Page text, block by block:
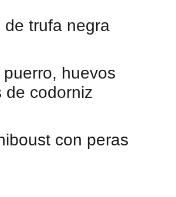
de trufa negra
huevos
de codorniz
con peras